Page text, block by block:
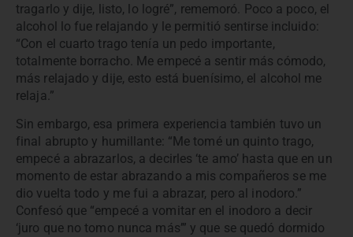
tragarlo y dije, listo, lo logré”, rememoró. Poco a poco, el
alcohol lo fue relajando y le permitió sentirse incluido:
“Con el cuarto trago tenía un pedo importante,
totalmente borracho. Me empecé a sentir más cómodo,
más relajado y dije, esto está buenísimo, el alcohol me
relaja.”
Sin embargo, esa primera experiencia también tuvo un
final abrupto y humillante: “Me tomé un quinto trago,
empecé a abrazarlos, a decirles ‘te amo’ hasta que en un
momento de estar abrazando a mis compañeros se me
dio vuelta todo y me fui a abrazar, pero al inodoro.”
Confesó que “empecé a vomitar en el inodoro a decir
‘juro que no tomo nunca más’” y que se quedó dormido